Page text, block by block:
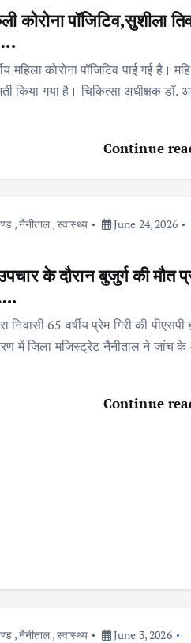
कोरोना पॉजिटिव,सुशीला
महिला कोरोना पॉजिटिव पाई गई है।
किया गया है। चिकित्सा अधीक्षक डॉ.
Continue
,नैनीताल,स्वास्थ्य
June 24, 2026
के दौरान बुजुर्ग की मौत
निवासी 65 वर्षीय प्रेम गिरी की पीएसपी
में जिला मजिस्ट्रेट नैनीताल ने जांच
Continue
,नैनीताल,स्वास्थ्य
June 3, 2026